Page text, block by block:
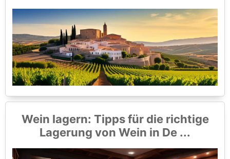
Wein lagern: Tipps für die richtige
Lagerung von Wein in De ...